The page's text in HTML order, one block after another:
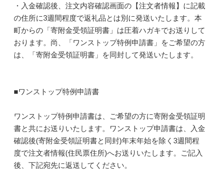
・入金確認後、注文内容確認画面の【注文者情報】に記載
の住所に3週間程度で返礼品とは別に発送いたします。本
町からの「寄附金受領証明書」は圧着ハガキでお送りして
おります。尚、「ワンストップ特例申請書」をご希望の方
は、「寄附金受領証明書」を同封して発送いたします。
■ワンストップ特例申請書
ワンストップ特例申請書は、ご希望の方に寄附金受領証明
書と共にお送りいたします。ワンストップ申請書は、入金
確認後(寄附金受領証明書と同封)年末年始を除く3週間程
度で注文者情報(住民票住所)へお送りいたします。ご記入
後、下記宛先に返送してください。